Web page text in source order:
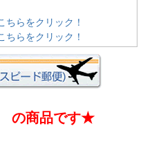
ちらをクリック！
ちらをクリック！
の商品です★